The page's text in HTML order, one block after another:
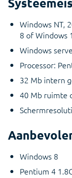
Windows NT,
8 of Windows
Windows
Processor:
32 Mb intern
40 Mb ruimte
Windows 8
Pentium 4